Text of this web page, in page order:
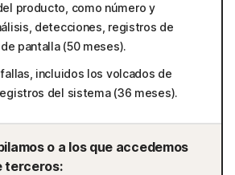
producto, como número y
detecciones, registros de
pantalla (50 meses).
incluidos los volcados de
del sistema (36 meses).
o a los que accedemos
terceros: